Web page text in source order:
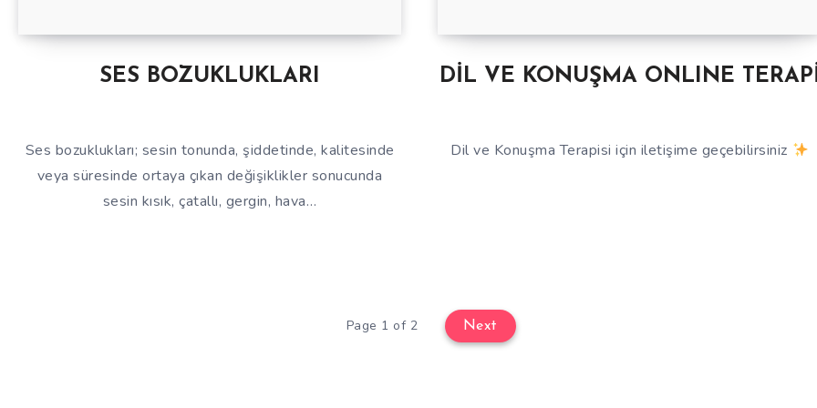
SES BOZUKLUKLARI
Ses bozuklukları; sesin tonunda, şiddetinde, kalitesinde
veya süresinde ortaya çıkan değişiklikler sonucunda
sesin kısık, çatallı, gergin, hava…
DİL VE KONUŞMA ONLINE
Dil ve Konuşma Terapisi için iletişime geçebilirsiniz
Page 1 of 2 Next